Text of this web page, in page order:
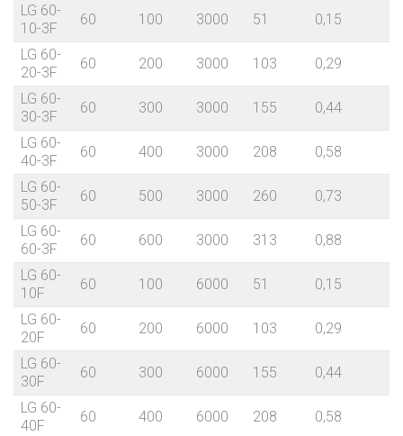
LG 60-
10-3F
60 100 3000 51 0,15
LG 60-
20-3F
60 200 3000 103 0,29
LG 60-
30-3F
60 300 3000 155 0,44
LG 60-
40-3F
60 400 3000 208 0,58
LG 60-
50-3F
60 500 3000 260 0,73
LG 60-
60-3F
60 600 3000 313 0,88
LG 60-
10F
60 100 6000 51 0,15
LG 60-
20F
60 200 6000 103 0,29
LG 60-
30F
60 300 6000 155 0,44
LG 60-
40F
60 400 6000 208 0,58